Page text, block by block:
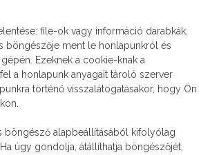
file-ok vagy információ darabkák,
böngészője ment le honlapunkról és
Ezeknek a cookie-knak a
a honlapunk anyagait tároló szerver
történő visszalátogatásakor, hogy Ön
böngésző alapbeállításából kifolyólag
úgy gondolja, átállíthatja böngészőjét,